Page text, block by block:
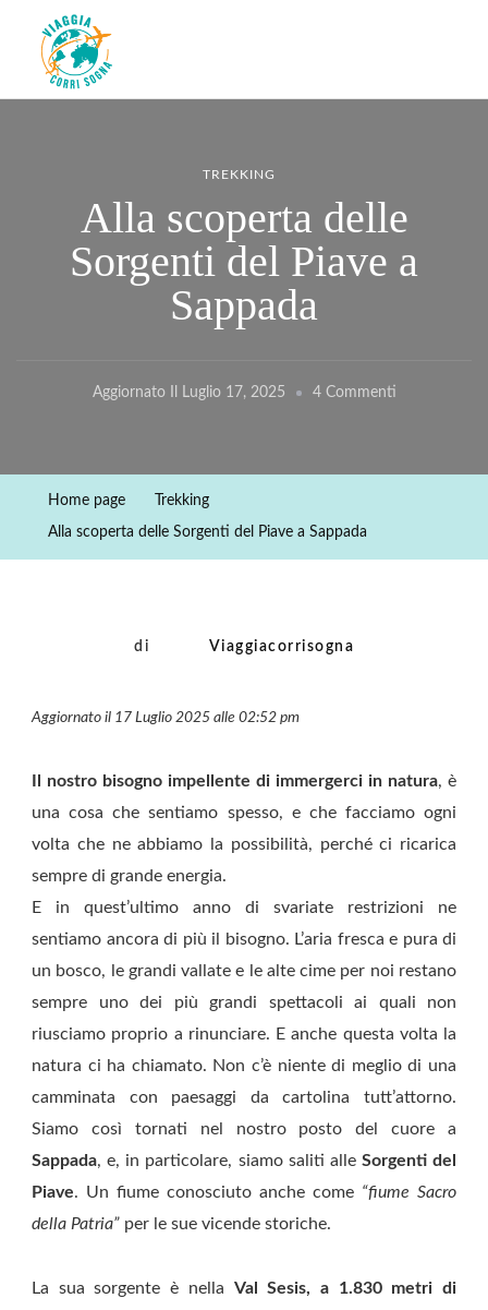
Viaggiacorrisogna – Blog di
viaggi e running
Viaggi zaino in spalla e corse in giro per il mondo
TREKKING
Alla scoperta delle
Sorgenti del Piave a
Sappada
Aggiornato Il Luglio 17, 2025 4 CommentiSu
Home page Trekking
Alla scoperta delle Sorgenti del Piave a Sappada
di Viaggiacorrisogna
Aggiornato il 17 Luglio 2025 alle 02:52 pm
Il nostro bisogno impellente di immergerci in natura, è
una cosa che sentiamo spesso, e che facciamo ogni
volta che ne abbiamo la possibilità, perché ci ricarica
sempre di grande energia.
E in quest’ultimo anno di svariate restrizioni ne
sentiamo ancora di più il bisogno. L’aria fresca e pura di
un bosco, le grandi vallate e le alte cime per noi restano
sempre uno dei più grandi spettacoli ai quali non
riusciamo proprio a rinunciare. E anche questa volta la
natura ci ha chiamato. Non c’è niente di meglio di una
camminata con paesaggi da cartolina tutt’attorno.
Siamo così tornati nel nostro posto del cuore a
Sappada, e, in particolare, siamo saliti alle Sorgenti del
Piave. Un fiume conosciuto anche come “fiume Sacro
della Patria” per le sue vicende storiche.
La sua sorgente è nella Val Sesis, a 1.830 metri di